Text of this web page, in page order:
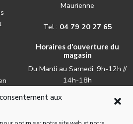
aux
Maurienne
Tel : 04 79 20 27 65
Horaires d'ouverture du
magasin
Du Mardi au Samedi: 9h-12h //
14h-18h